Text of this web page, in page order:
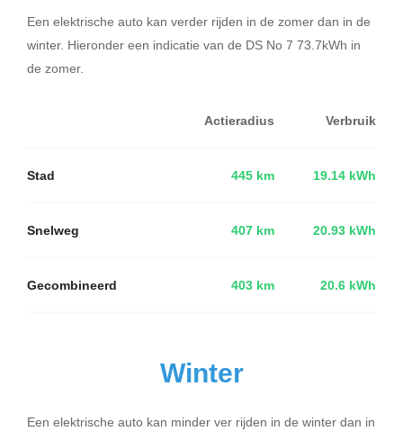
Een elektrische auto kan verder rijden in de zomer dan in de
winter. Hieronder een indicatie van de DS No 7 73.7kWh in
de zomer.
Actieradius Verbruik
Stad 445 km 19.14 kWh
Snelweg 407 km 20.93 kWh
Gecombineerd 403 km 20.6 kWh
Winter
Een elektrische auto kan minder ver rijden in de winter dan in